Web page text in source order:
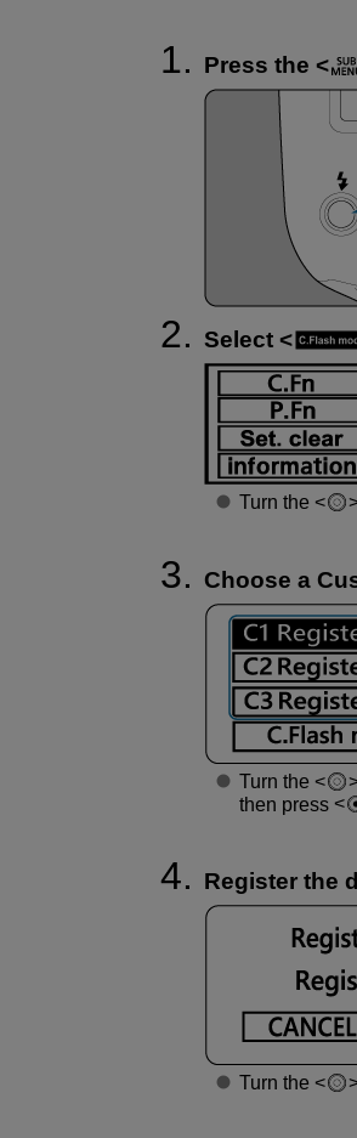
Press the
Select
Turn the
Choose a
Turn the
then press
Register the
Turn the